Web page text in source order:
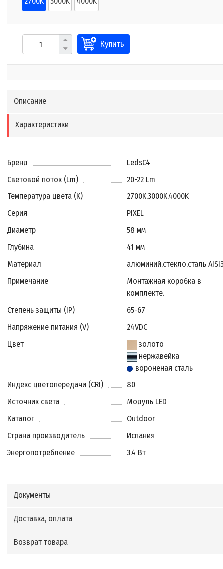
Купить
Описание
Характеристики
Бренд
LedsC4
Световой поток (Lm)
20-22 Lm
Температура цвета (K)
2700K,3000K,4000K
Серия
PIXEL
Диаметр
58 мм
Глубина
41 мм
Материал
алюминий,стекло,сталь
Примечание
Монтажная коробка в
комплекте.
Степень защиты (IP)
65-67
Напряжение питания (V)
24VDC
Цвет
золото
нержавейка
вороненая сталь
Индекс цветопередачи (CRI)
80
Источник света
Модуль LED
Каталог
Outdoor
Страна производитель
Испания
Энергопотребление
3.4 Вт
Документы
Доставка, оплата
Возврат товара